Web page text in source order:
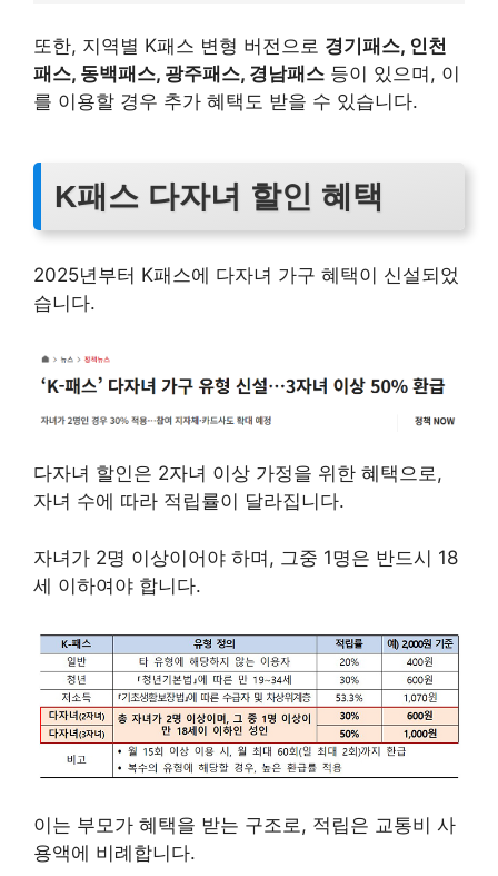
또한, 지역별 K패스 변형 버전으로 경기패스, 인천
패스, 동백패스, 광주패스, 경남패스 등이 있으며, 이
를 이용할 경우 추가 혜택도 받을 수 있습니다.
K패스 다자녀 할인 혜택
2025년부터 K패스에 다자녀 가구 혜택이 신설되었
습니다.
다자녀 할인은 2자녀 이상 가정을 위한 혜택으로,
자녀 수에 따라 적립률이 달라집니다.
자녀가 2명 이상이어야 하며, 그중 1명은 반드시 18
세 이하여야 합니다.
이는 부모가 혜택을 받는 구조로, 적립은 교통비 사
용액에 비례합니다.